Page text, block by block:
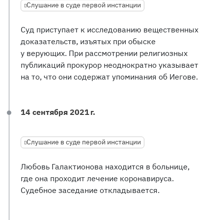
Слушание в суде первой инстанции
Суд приступает к исследованию вещественных
доказательств, изъятых при обыске
у верующих. При рассмотрении религиозных
публикаций прокурор неоднократно указывает
на то, что они содержат упоминания об Иегове.
14 сентября 2021 г.
Слушание в суде первой инстанции
Любовь Галактионова находится в больнице,
где она проходит лечение коронавируса.
Судебное заседание откладывается.